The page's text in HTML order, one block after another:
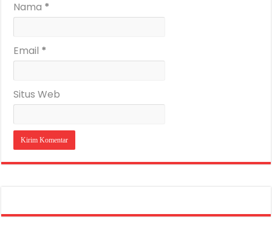
Nama *
Email *
Situs Web